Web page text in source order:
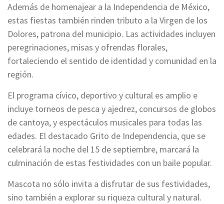
Además de homenajear a la Independencia de México,
estas fiestas también rinden tributo a la Virgen de los
Dolores, patrona del municipio. Las actividades incluyen
peregrinaciones, misas y ofrendas florales,
fortaleciendo el sentido de identidad y comunidad en la
región.
El programa cívico, deportivo y cultural es amplio e
incluye torneos de pesca y ajedrez, concursos de globos
de cantoya, y espectáculos musicales para todas las
edades. El destacado Grito de Independencia, que se
celebrará la noche del 15 de septiembre, marcará la
culminación de estas festividades con un baile popular.
Mascota no sólo invita a disfrutar de sus festividades,
sino también a explorar su riqueza cultural y natural.